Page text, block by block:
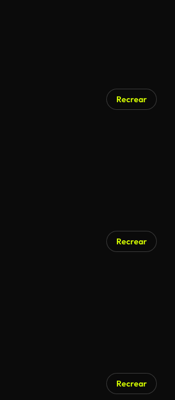
Recrear
Recrear
Recrear